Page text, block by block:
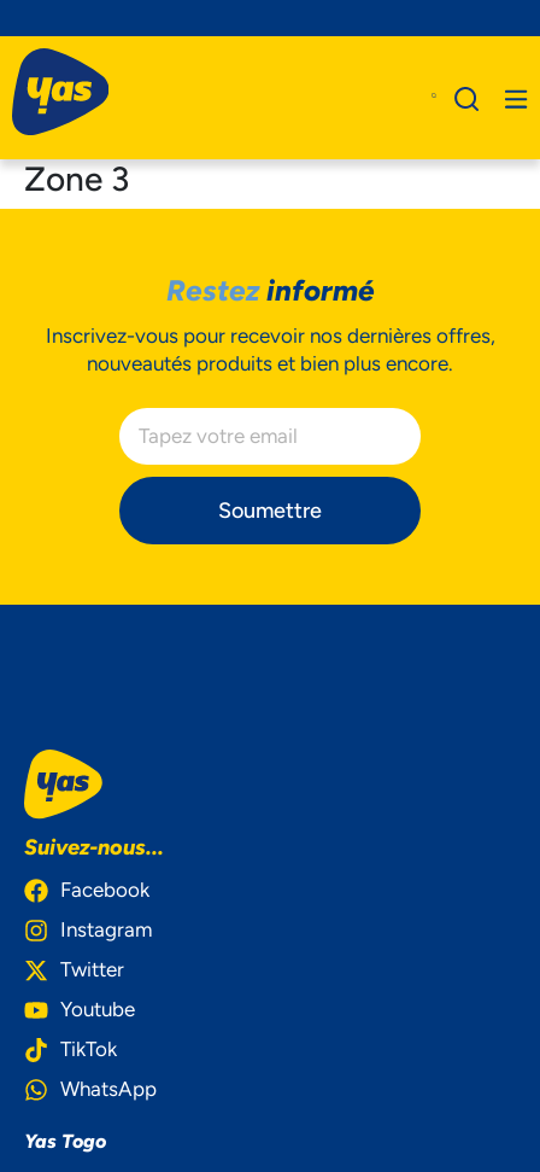
Business
Assistance
Zone 3
Restezinformé
Inscrivez-vous pour recevoir nos dernières offres,
nouveautés produits et bien plus encore.
Soumettre
Suivez-nous...
Facebook
Instagram
Twitter
Youtube
TikTok
WhatsApp
Yas Togo